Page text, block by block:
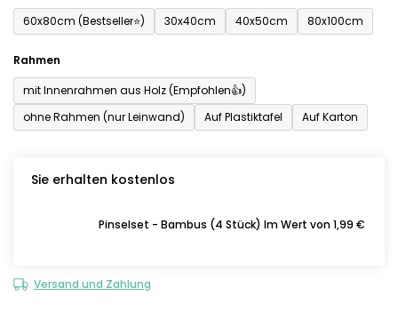
60x80cm (Bestseller⭐)
30x40cm 40x50cm 80x100cm
Rahmen
mit Innenrahmen aus Holz (Empfohlen👍)
ohne Rahmen (nur Leinwand)
Auf Plastiktafel Auf Karton
Sie erhalten kostenlos
Pinselset - Bambus (4 Stück) Im Wert von 1,99 €
Versand und Zahlung